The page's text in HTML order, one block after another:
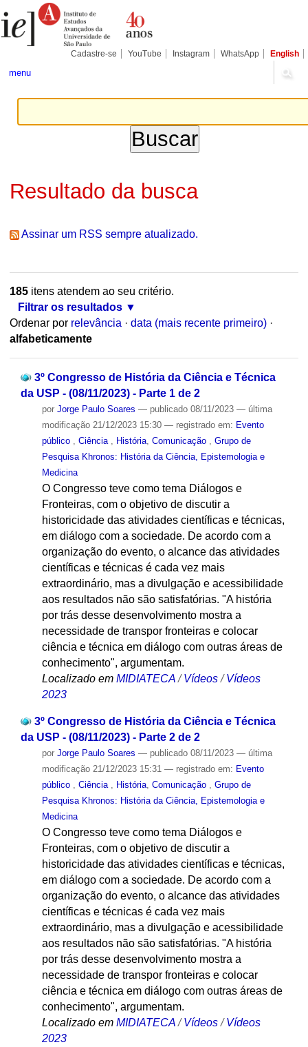
para
conteúdo.
Pessoais
Cadastre-se YouTube Instagram WhatsApp English
menu
Resultado da busca
Assinar um RSS sempre atualizado.
185itens atendem ao seu critério.
Filtrar os resultados
Ordenar por relevância · data (mais recente primeiro) ·
alfabeticamente
3º Congresso de História da Ciência e Técnica
da USP - (08/11/2023) - Parte 1 de 2
por Jorge Paulo Soares — publicado08/11/2023 — última
modificação21/12/2023 15:30 — registrado em: Evento
público
Ciência História, Comunicação
Grupo de
Pesquisa Khronos: História da Ciência, Epistemologia e
Medicina
O Congresso teve como tema Diálogos e
Fronteiras, com o objetivo de discutir a
historicidade das atividades científicas e técnicas,
em diálogo com a sociedade. De acordo com a
organização do evento, o alcance das atividades
científicas e técnicas é cada vez mais
extraordinário, mas a divulgação e acessibilidade
aos resultados não são satisfatórias. "A história
por trás desse desenvolvimento mostra a
necessidade de transpor fronteiras e colocar
ciência e técnica em diálogo com outras áreas de
conhecimento", argumentam.
Localizado em MIDIATECA /Vídeos /Vídeos
2023
3º Congresso de História da Ciência e Técnica
da USP - (08/11/2023) - Parte 2 de 2
por Jorge Paulo Soares — publicado08/11/2023 — última
modificação21/12/2023 15:31 — registrado em: Evento
público
Ciência História, Comunicação
Grupo de
Pesquisa Khronos: História da Ciência, Epistemologia e
Medicina
O Congresso teve como tema Diálogos e
Fronteiras, com o objetivo de discutir a
historicidade das atividades científicas e técnicas,
em diálogo com a sociedade. De acordo com a
organização do evento, o alcance das atividades
científicas e técnicas é cada vez mais
extraordinário, mas a divulgação e acessibilidade
aos resultados não são satisfatórias. "A história
por trás desse desenvolvimento mostra a
necessidade de transpor fronteiras e colocar
ciência e técnica em diálogo com outras áreas de
conhecimento", argumentam.
Localizado em MIDIATECA /Vídeos /Vídeos
2023